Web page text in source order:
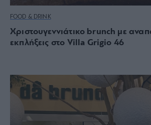
FOOD & DRINK
Xριστουγεννιάτικο brunch με
εκπλήξεις στο Villa Grigio 46